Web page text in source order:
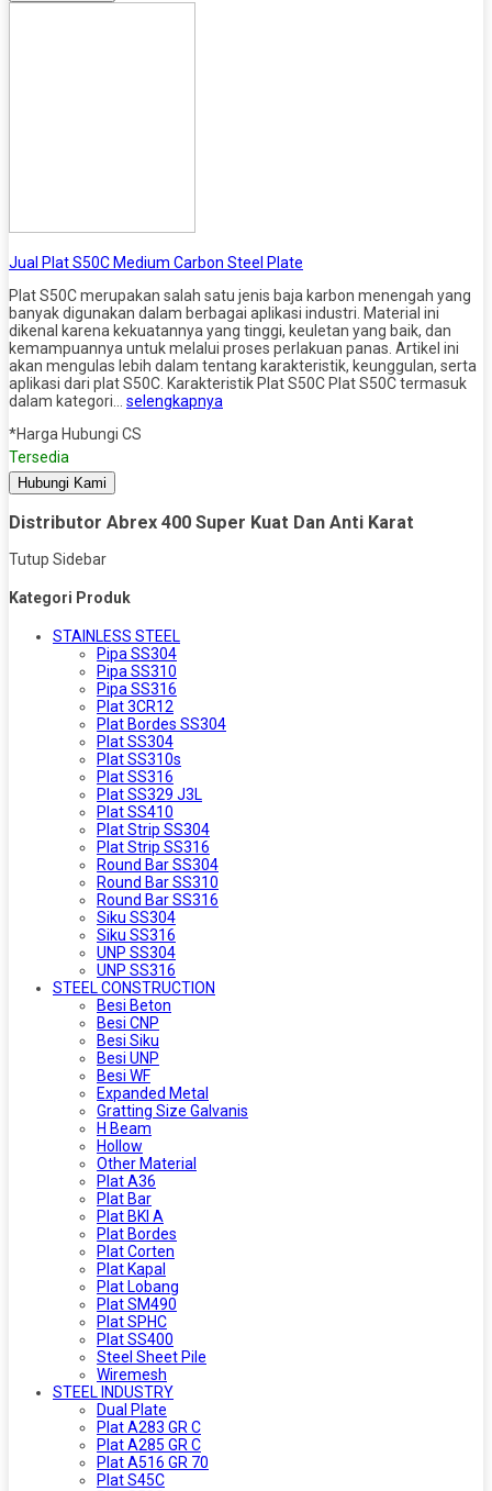
Jual Plat S50C Medium Carbon Steel Plate
Plat S50C merupakan salah satu jenis baja karbon menengah yang
banyak digunakan dalam berbagai aplikasi industri. Material ini
dikenal karena kekuatannya yang tinggi, keuletan yang baik, dan
kemampuannya untuk melalui proses perlakuan panas. Artikel ini
akan mengulas lebih dalam tentang karakteristik, keunggulan, serta
aplikasi dari plat S50C. Karakteristik Plat S50C Plat S50C termasuk
dalam kategori… selengkapnya
*Harga Hubungi CS
Tersedia
Hubungi Kami
Distributor Abrex 400 Super Kuat Dan Anti Karat
Tutup Sidebar
Kategori Produk
STAINLESS STEEL
Pipa SS304
Pipa SS310
Pipa SS316
Plat 3CR12
Plat Bordes SS304
Plat SS304
Plat SS310s
Plat SS316
Plat SS329 J3L
Plat SS410
Plat Strip SS304
Plat Strip SS316
Round Bar SS304
Round Bar SS310
Round Bar SS316
Siku SS304
Siku SS316
UNP SS304
UNP SS316
STEEL CONSTRUCTION
Besi Beton
Besi CNP
Besi Siku
Besi UNP
Besi WF
Expanded Metal
Gratting Size Galvanis
H Beam
Hollow
Other Material
Plat A36
Plat Bar
Plat BKI A
Plat Bordes
Plat Corten
Plat Kapal
Plat Lobang
Plat SM490
Plat SPHC
Plat SS400
Steel Sheet Pile
Wiremesh
STEEL INDUSTRY
Dual Plate
Plat A283 GR C
Plat A285 GR C
Plat A516 GR 70
Plat S45C